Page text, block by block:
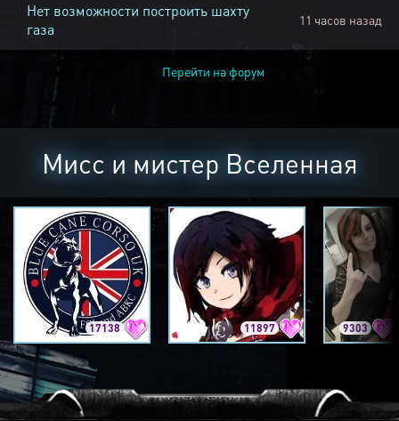
Нет возможности построить шахту
газа
11 часов назад
Перейти на форум
Мисс и мистер Вселенная
17138 11897 9303